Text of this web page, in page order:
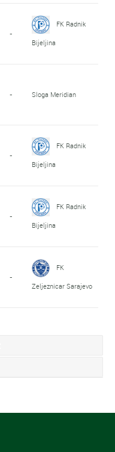
-
FK Radnik
Bijeljina
-
Sloga Meridian
-
FK Radnik
Bijeljina
-
FK Radnik
Bijeljina
-
FK
Zeljeznicar Sarajevo